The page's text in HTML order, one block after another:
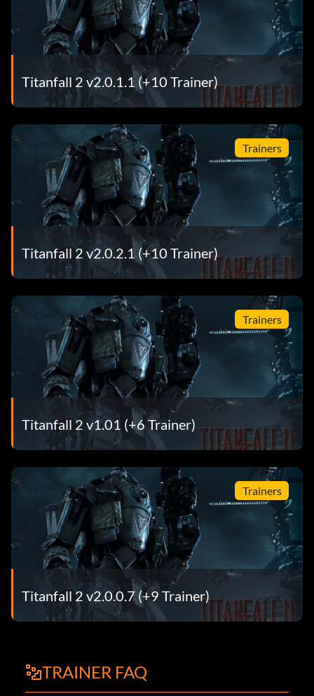
Titanfall 2 v2.0.1.1 (+10 Trainer)
Trainers
Titanfall 2 v2.0.2.1 (+10 Trainer)
Trainers
Titanfall 2 v1.01 (+6 Trainer)
Trainers
Titanfall 2 v2.0.0.7 (+9 Trainer)
TRAINER FAQ